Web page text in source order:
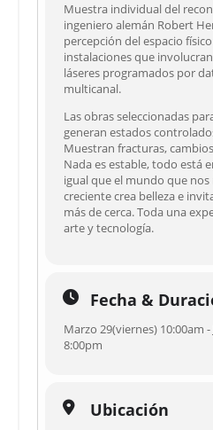
Muestra individual del
ingeniero alemán Robert
percepción del espacio
instalaciones que
láseres programados por
multicanal.
Las obras seleccionadas
generan estados
Muestran fracturas,
Nada es estable, todo está
igual que el mundo que
creciente crea belleza e
más de cerca. Toda una
arte y tecnología.
Fecha &
Marzo 29(viernes) 10:00am
8:00pm
Ubicación